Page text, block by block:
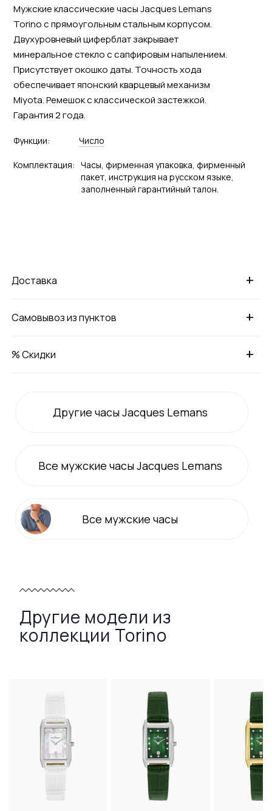
Мужские классические часы Jacques Lemans
Torino с прямоугольным стальным корпусом.
Двухуровневый циферблат закрывает
минеральное стекло с сапфировым напылением.
Присутствует окошко даты. Точность хода
обеспечивает японский кварцевый механизм
Miyota. Ремешок с классической застежкой.
Гарантия 2 года.
Функции: Число
Комплектация: Часы, фирменная упаковка, фирменный
пакет, инструкция на русском языке,
заполненный гарантийный талон.
+
Доставка
+
Самовывоз из пунктов
+
% Скидки
Другие часы Jacques Lemans
Все мужские часы Jacques Lemans
Все мужские часы
Другие модели из
коллекции Torino